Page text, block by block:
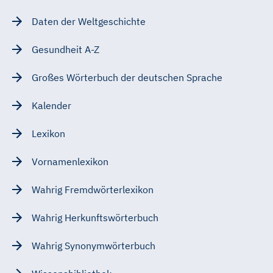
Daten der Weltgeschichte
Gesundheit A-Z
Großes Wörterbuch der deutschen Sprache
Kalender
Lexikon
Vornamenlexikon
Wahrig Fremdwörterlexikon
Wahrig Herkunftswörterbuch
Wahrig Synonymwörterbuch